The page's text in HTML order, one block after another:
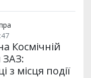
Космічній
ЗАЗ:
з місця події